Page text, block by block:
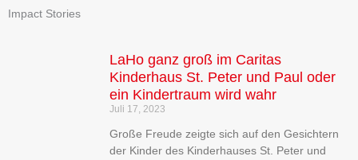
Impact Stories
LaHo ganz groß im Caritas
Kinderhaus St. Peter und Paul oder
ein Kindertraum wird wahr
Juli 17, 2023
Große Freude zeigte sich auf den Gesichtern
der Kinder des Kinderhauses St. Peter und